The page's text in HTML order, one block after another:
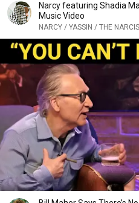
Narcy featuring Shadia
Music Video
NARCY / YASSIN / THE